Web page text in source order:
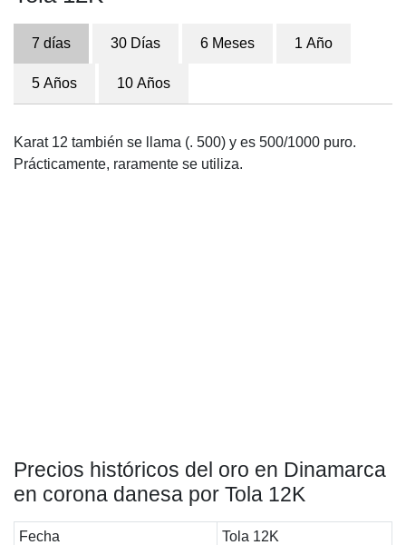
7 días 30 Días 6 Meses 1 Año
5 Años 10 Años
Karat 12 también se llama (. 500) y es 500/1000 puro.
Prácticamente, raramente se utiliza.
Precios históricos del oro en Dinamarca
en corona danesa por Tola 12K
Fecha
Tola 12K